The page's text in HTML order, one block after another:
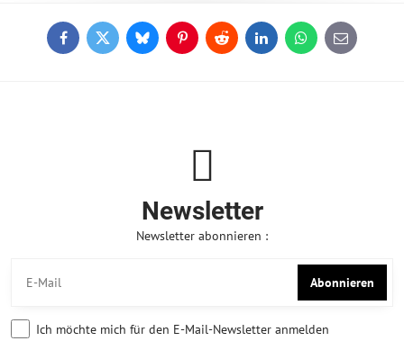
FacebookTwitterBlueskyPinterestReddit LinkedInWhatsApp
E-
mail
Newsletter
Newsletter abonnieren :
Abonnieren
Ich möchte mich für den E-Mail-Newsletter anmelden